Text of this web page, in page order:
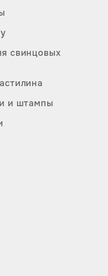
свинцовых
и штампы